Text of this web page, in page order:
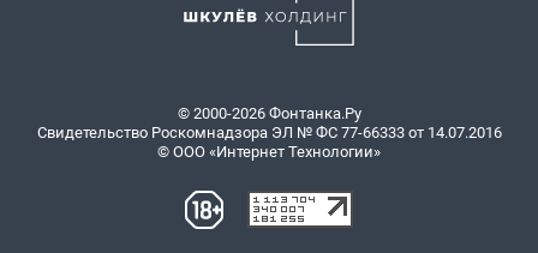
© 2000-2026 Фонтанка.Ру
Свидетельство Роскомнадзора ЭЛ № ФС 77-66333 от 14.07.2016
© ООО «Интернет Технологии»